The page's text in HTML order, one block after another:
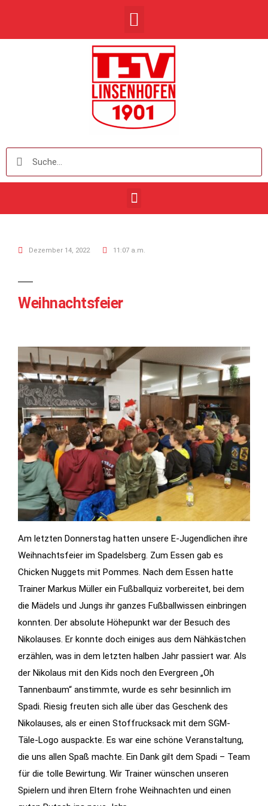
Dezember 14, 2022 11:07 a.m.
Weihnachtsfeier
Am letzten Donnerstag hatten unsere E-Jugendlichen ihre
Weihnachtsfeier im Spadelsberg. Zum Essen gab es
Chicken Nuggets mit Pommes. Nach dem Essen hatte
Trainer Markus Müller ein Fußballquiz vorbereitet, bei dem
die Mädels und Jungs ihr ganzes Fußballwissen einbringen
konnten. Der absolute Höhepunkt war der Besuch des
Nikolauses. Er konnte doch einiges aus dem Nähkästchen
erzählen, was in dem letzten halben Jahr passiert war. Als
der Nikolaus mit den Kids noch den Evergreen „Oh
Tannenbaum“ anstimmte, wurde es sehr besinnlich im
Spadi. Riesig freuten sich alle über das Geschenk des
Nikolauses, als er einen Stoffrucksack mit dem SGM-
Täle-Logo auspackte. Es war eine schöne Veranstaltung,
die uns allen Spaß machte. Ein Dank gilt dem Spadi – Team
für die tolle Bewirtung. Wir Trainer wünschen unseren
Spielern und ihren Eltern frohe Weihnachten und einen
Notwendig
Diese
Cookies
werden für
die
Funktionalität
der Website
benötigt.
Statistiken
Diese Cookies
geben uns
Informationen,
wie die
Website
genutzt wird,
und helfen
uns somit
beim
verbessern
der Website.
Funktionen
Wird für